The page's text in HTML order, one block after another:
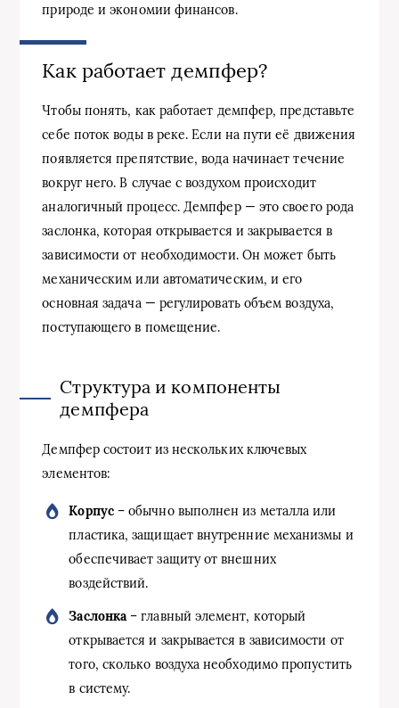
природе и экономии финансов.
Как работает демпфер?
Чтобы понять, как работает демпфер, представьте
себе поток воды в реке. Если на пути её движения
появляется препятствие, вода начинает течение
вокруг него. В случае с воздухом происходит
аналогичный процесс. Демпфер — это своего рода
заслонка, которая открывается и закрывается в
зависимости от необходимости. Он может быть
механическим или автоматическим, и его
основная задача — регулировать объем воздуха,
поступающего в помещение.
Структура и компоненты
демпфера
Демпфер состоит из нескольких ключевых
элементов:
Корпус– обычно выполнен из металла или
пластика, защищает внутренние механизмы и
обеспечивает защиту от внешних
воздействий.
Заслонка– главный элемент, который
открывается и закрывается в зависимости от
того, сколько воздуха необходимо пропустить
в систему.